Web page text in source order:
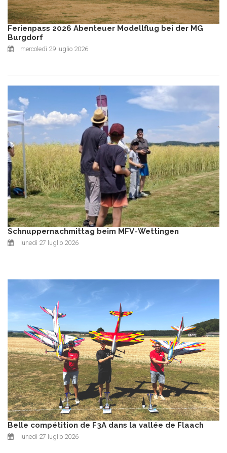
Ferienpass 2026 Abenteuer Modellflug bei der MG
Burgdorf
mercoledì 29 luglio 2026
Schnuppernachmittag beim MFV-Wettingen
lunedì 27 luglio 2026
Belle compétition de F3A dans la vallée de Flaach
lunedì 27 luglio 2026